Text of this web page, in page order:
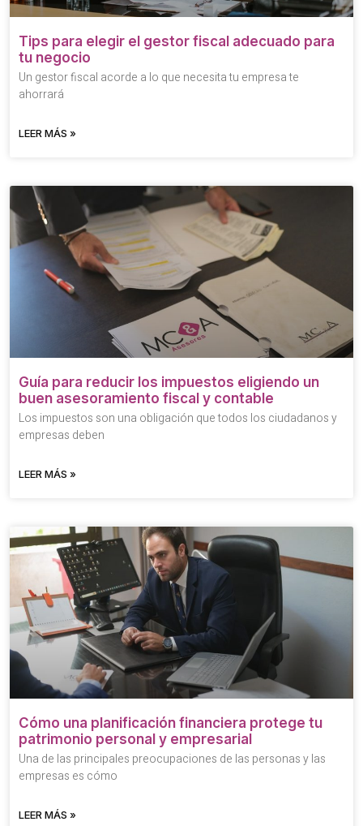
Tips para elegir el gestor fiscal adecuado para
tu negocio
Un gestor fiscal acorde a lo que necesita tu empresa te
ahorrará
LEER MÁS »
Guía para reducir los impuestos eligiendo un
buen asesoramiento fiscal y contable
Los impuestos son una obligación que todos los ciudadanos y
empresas deben
LEER MÁS »
Cómo una planificación financiera protege tu
patrimonio personal y empresarial
Una de las principales preocupaciones de las personas y las
empresas es cómo
LEER MÁS »